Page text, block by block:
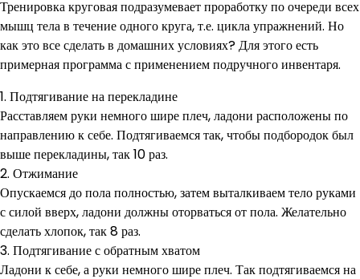
Тренировка круговая подразумевает проработку по очереди всех
мышц тела в течение одного круга, т.е. цикла упражнений. Но
как это все сделать в домашних условиях? Для этого есть
примерная программа с применением подручного инвентаря.
1. Подтягивание на перекладине
Расставляем руки немного шире плеч, ладони расположены по
направлению к себе. Подтягиваемся так, чтобы подбородок был
выше перекладины, так 10 раз.
2. Отжимание
Опускаемся до пола полностью, затем выталкиваем тело руками
с силой вверх, ладони должны оторваться от пола. Желательно
сделать хлопок, так 8 раз.
3. Подтягивание с обратным хватом
Ладони к себе, а руки немного шире плеч. Так подтягиваемся на